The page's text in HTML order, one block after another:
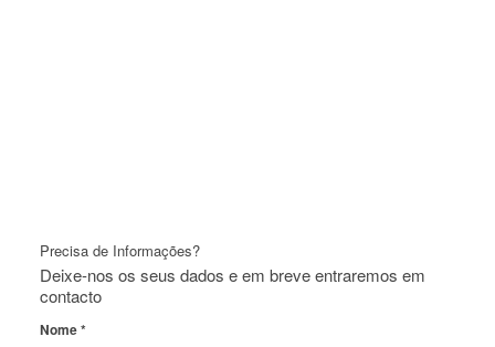
Precisa de Informações?
Deixe-nos os seus dados e em breve entraremos em
contacto
Nome*